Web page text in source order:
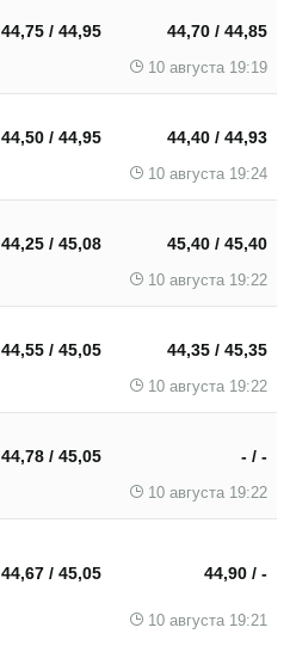
44,75 / 44,95 44,70 / 44,85
10 августа 19:19
44,50 / 44,95 44,40 / 44,93
10 августа 19:24
44,25 / 45,08 45,40 / 45,40
10 августа 19:22
44,55 / 45,05 44,35 / 45,35
10 августа 19:22
44,78 / 45,05 - / -
10 августа 19:22
44,67 / 45,05 44,90 / -
10 августа 19:21